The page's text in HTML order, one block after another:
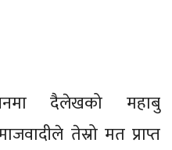
दैलेखको महाबु
तेस्रो मत प्राप्त